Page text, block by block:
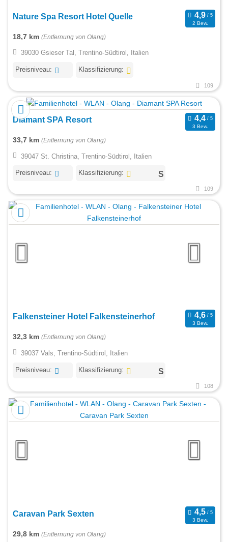
Nature Spa Resort Hotel Quelle
2 Bew.
18,7 km (Entfernung von Olang)
39030 Gsieser Tal, Trentino-Südtirol, Italien
Preisniveau: Klassifizierung:
109
Diamant SPA Resort
3 Bew.
33,7 km (Entfernung von Olang)
39047 St. Christina, Trentino-Südtirol, Italien
Preisniveau: Klassifizierung:
109
Falkensteiner Hotel Falkensteinerhof
3 Bew.
32,3 km (Entfernung von Olang)
39037 Vals, Trentino-Südtirol, Italien
Preisniveau: Klassifizierung:
108
Caravan Park Sexten
3 Bew.
29,8 km (Entfernung von Olang)